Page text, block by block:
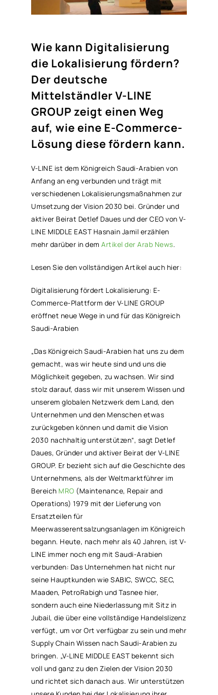
Wie kann Digitalisierung
die Lokalisierung fördern?
Der deutsche
Mittelständler V-LINE
GROUP zeigt einen Weg
auf, wie eine E-Commerce-
Lösung diese fördern kann.
V-LINE ist dem Königreich Saudi-Arabien von
Anfang an eng verbunden und trägt mit
verschiedenen Lokalisierungsmaßnahmen zur
Umsetzung der Vision 2030 bei. Gründer und
aktiver Beirat Detlef Daues und der CEO von V-
LINE MIDDLE EAST Hasnain Jamil erzählen
mehr darüber in demArtikel der Arab News.
Lesen Sie den vollständigen Artikel auch hier:
Digitalisierung fördert Lokalisierung: E-
Commerce-Plattform der V-LINE GROUP
eröffnet neue Wege in und für das Königreich
Saudi-Arabien
„Das Königreich Saudi-Arabien hat uns zu dem
gemacht, was wir heute sind und uns die
Möglichkeit gegeben, zu wachsen. Wir sind
stolz darauf, dass wir mit unserem Wissen und
unserem globalen Netzwerk dem Land, den
Unternehmen und den Menschen etwas
zurückgeben können und damit die Vision
2030 nachhaltig unterstützen“, sagt Detlef
Daues, Gründer und aktiver Beirat der V-LINE
GROUP. Er bezieht sich auf die Geschichte des
Unternehmens, als der Weltmarktführer im
Bereich MRO (Maintenance, Repair and
Operations) 1979 mit der Lieferung von
Ersatzteilen für
Meerwasserentsalzungsanlagen im Königreich
begann. Heute, nach mehr als 40 Jahren, ist V-
LINE immer noch eng mit Saudi-Arabien
verbunden: Das Unternehmen hat nicht nur
seine Hauptkunden wie SABIC, SWCC, SEC,
Maaden, PetroRabigh und Tasnee hier,
sondern auch eine Niederlassung mit Sitz in
Jubail, die über eine vollständige Handelslizenz
verfügt, um vor Ort verfügbar zu sein und mehr
Supply Chain Wissen nach Saudi-Arabien zu
bringen. „V-LINE MIDDLE EAST bekennt sich
voll und ganz zu den Zielen der Vision 2030
und richtet sich danach aus. Wir unterstützen